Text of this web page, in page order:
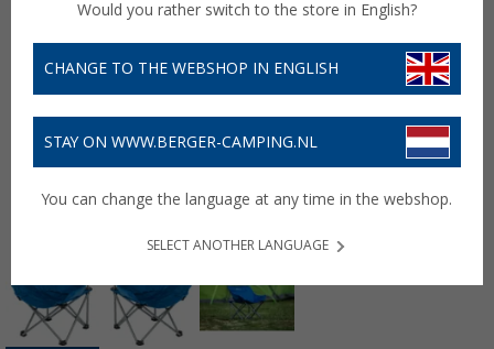
Would you rather switch to the store in English?
CHANGE TO THE WEBSHOP IN ENGLISH
STAY ON WWW.BERGER-CAMPING.NL
You can change the language at any time in the webshop.
SELECT ANOTHER LANGUAGE